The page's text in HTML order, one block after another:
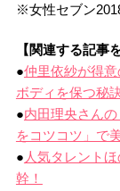
※女性セブン
【関連する記事
●仲里依紗が得
ボディを保つ秘
●内田理央さん
をコツコツ」で
● 人気タレント
幹！